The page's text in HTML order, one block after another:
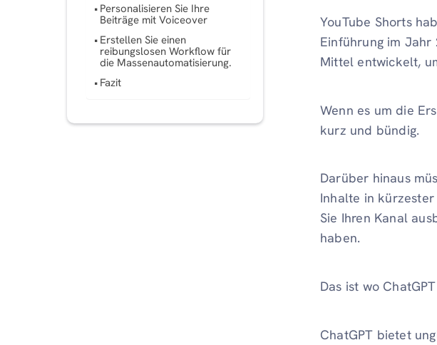
Personalisieren Sie Ihre
Beiträge mit Voiceover
Erstellen Sie einen
reibungslosen Workflow für
die Massenautomatisierung.
Fazit
YouTube Shorts
Einführung im Jahr
Mittel entwickelt,
Wenn es um die
kurz und bündig.
Darüber hinaus
Inhalte in
Sie Ihren Kanal
haben.
Das ist wo
ChatGPT bietet